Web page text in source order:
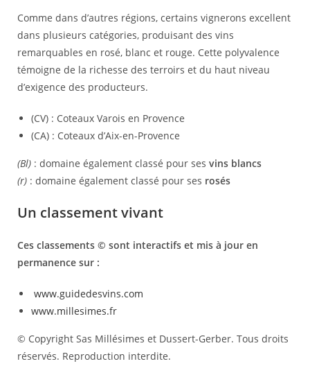
Comme dans d’autres régions, certains vignerons excellent
dans plusieurs catégories, produisant des vins
remarquables en rosé, blanc et rouge. Cette polyvalence
témoigne de la richesse des terroirs et du haut niveau
d’exigence des producteurs.
(CV) : Coteaux Varois en Provence
(CA) : Coteaux d’Aix-en-Provence
(Bl) : domaine également classé pour ses vins blancs
(r) : domaine également classé pour ses rosés
Un classement vivant
Ces classements © sont interactifs et mis à jour en
permanence sur :
www.guidedesvins.com
www.millesimes.fr
© Copyright Sas Millésimes et Dussert-Gerber. Tous droits
réservés. Reproduction interdite.